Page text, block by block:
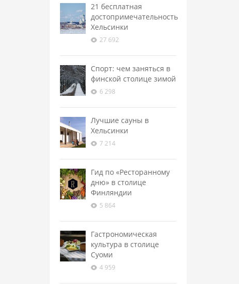
21 бесплатная
достопримечательность
Хельсинки
27 692
Спорт: чем заняться в
финской столице зимой
6 298
Лучшие сауны в
Хельсинки
7 214
Гид по «Ресторанному
дню» в столице
Финляндии
5 864
Гастрономическая
культура в столице
Суоми
4 959